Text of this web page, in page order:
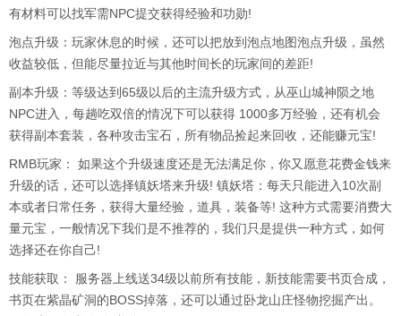
有材料可以找军需NPC提交获得经验和功勋!
泡点升级：玩家休息的时候，还可以把放到泡点地图泡点升级，虽然
收益较低，但能尽量拉近与其他时间长的玩家间的差距!
副本升级：等级达到65级以后的主流升级方式，从巫山城神陨之地
NPC进入，每趟吃双倍的情况下可以获得 1000多万经验，还有机会
获得副本套装，各种攻击宝石，所有物品捡起来回收，还能赚元宝!
RMB玩家： 如果这个升级速度还是无法满足你，你又愿意花费金钱来
升级的话，还可以选择镇妖塔来升级! 镇妖塔：每天只能进入10次副
本或者日常任务，获得大量经验，道具，装备等! 这种方式需要消费大
量元宝，一般情况下我们是不推荐的，我们只是提供一种方式，如何
选择还在你自己!
技能获取： 服务器上线送34级以前所有技能，新技能需要书页合成，
书页在紫晶矿洞的BOSS掉落，还可以通过卧龙山庄怪物挖掘产出。